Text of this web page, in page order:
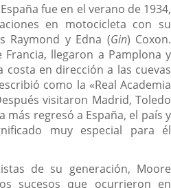
fue en el verano de 1934,
en motocicleta con su
Raymond y Edna (Gin) Coxon.
llegaron a Pamplona y
en dirección a las cuevas
como la «Real Academia
visitaron Madrid, Toledo
más regresó a España, el país y
muy especial para él
de su generación, Moore
sucesos que ocurrieron en